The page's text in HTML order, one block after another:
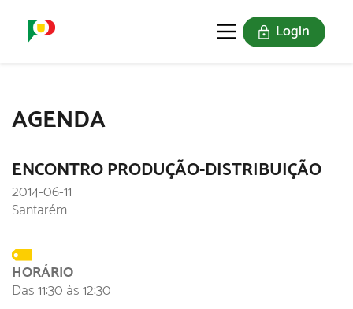
Login
AGENDA
ENCONTRO PRODUÇÃO-DISTRIBUIÇÃO
2014-06-11
Santarém
HORÁRIO
Das 11:30 às 12:30